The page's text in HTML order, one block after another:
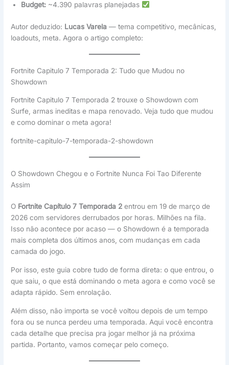
Budget: ~4.390 palavras planejadas
Autor deduzido: Lucas Varela — tema competitivo, mecânicas,
loadouts, meta. Agora o artigo completo:
Fortnite Capitulo 7 Temporada 2: Tudo que Mudou no
Showdown
Fortnite Capitulo 7 Temporada 2 trouxe o Showdown com
Surfe, armas ineditas e mapa renovado. Veja tudo que mudou
e como dominar o meta agora!
fortnite-capitulo-7-temporada-2-showdown
O Showdown Chegou e o Fortnite Nunca Foi Tao Diferente
Assim
O Fortnite Capítulo 7 Temporada 2 entrou em 19 de março de
2026 com servidores derrubados por horas. Milhões na fila.
Isso não acontece por acaso — o Showdown é a temporada
mais completa dos últimos anos, com mudanças em cada
camada do jogo.
Por isso, este guia cobre tudo de forma direta: o que entrou, o
que saiu, o que está dominando o meta agora e como você se
adapta rápido. Sem enrolação.
Além disso, não importa se você voltou depois de um tempo
fora ou se nunca perdeu uma temporada. Aqui você encontra
cada detalhe que precisa pra jogar melhor já na próxima
partida. Portanto, vamos começar pelo começo.